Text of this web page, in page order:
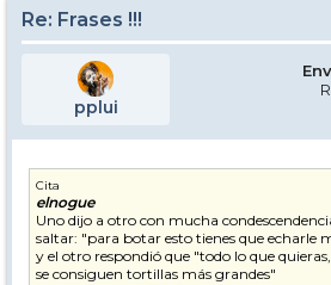
Re: Frases !!!
pplui
Cita
elnogue
Uno dijo a otro con mucha
saltar: "para botar esto tienes que echarle
y el otro respondió que "todo lo que
se consiguen tortillas más grandes"